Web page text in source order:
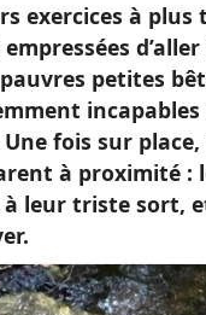
exercices à plus
petites
fois sur place,
à proximité :
leur triste sort,